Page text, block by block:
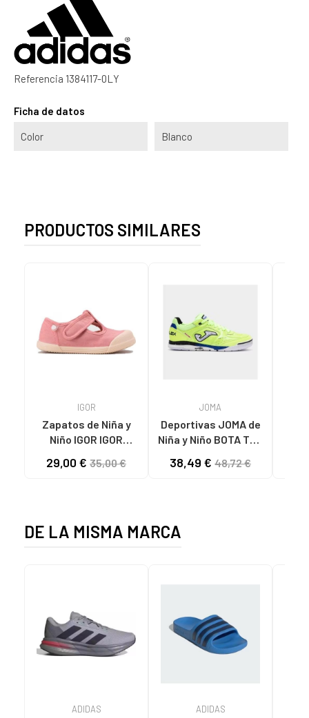
Referencia 1384117-0LY
Ficha de datos
Color Blanco
PRODUCTOS SIMILARES
IGOR
Zapatos de Niña y
Niño IGOR IGOR
CONCEPT LONA 383
29,00 € 35,00 €
JOMA
Deportivas JOMA de
Niña y Niño BOTA TOP
COLORES
38,49 € 48,72 €
DE LA MISMA MARCA
ADIDAS ADIDAS